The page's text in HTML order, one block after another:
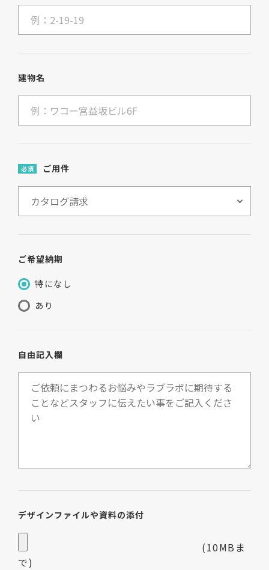
建物名
必須 ご用件
ご希望納期
特になし
あり
自由記入欄
デザインファイルや資料の添付
(10MBま
で)